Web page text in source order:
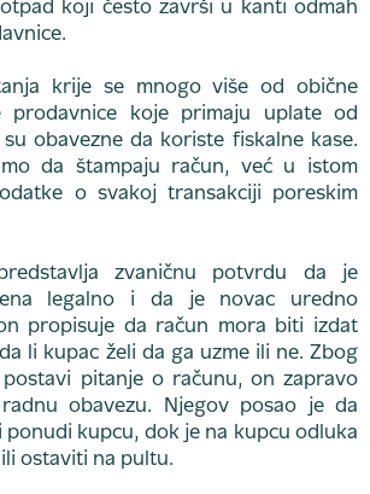
koji često završi u kanti odmah
krije se mnogo više od obične
prodavnice koje primaju uplate od
obavezne da koriste fiskalne kase.
da štampaju račun, već u istom
o svakoj transakciji poreskim
zvaničnu potvrdu da je
legalno i da je novac uredno
propisuje da račun mora biti izdat
li kupac želi da ga uzme ili ne. Zbog
pitanje o računu, on zapravo
obavezu. Njegov posao je da
ponudi kupcu, dok je na kupcu odluka
ostaviti na pultu.